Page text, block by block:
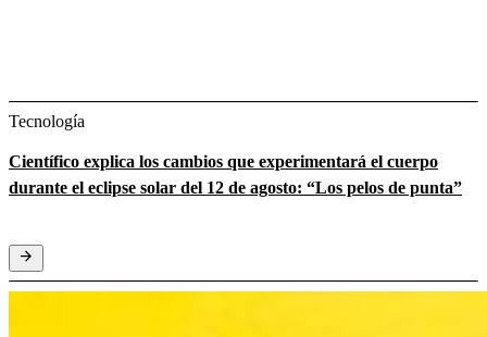
Tecnología
Científico explica los cambios que experimentará el cuerpo
durante el eclipse solar del 12 de agosto: “Los pelos de punta”